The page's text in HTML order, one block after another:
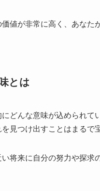
値が非常に高く、あなた
とは
どんな意味が込められ
見つけ出すことはまるで
将来に自分の努力や探